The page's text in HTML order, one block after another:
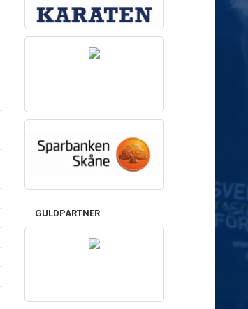
GULDPARTNER